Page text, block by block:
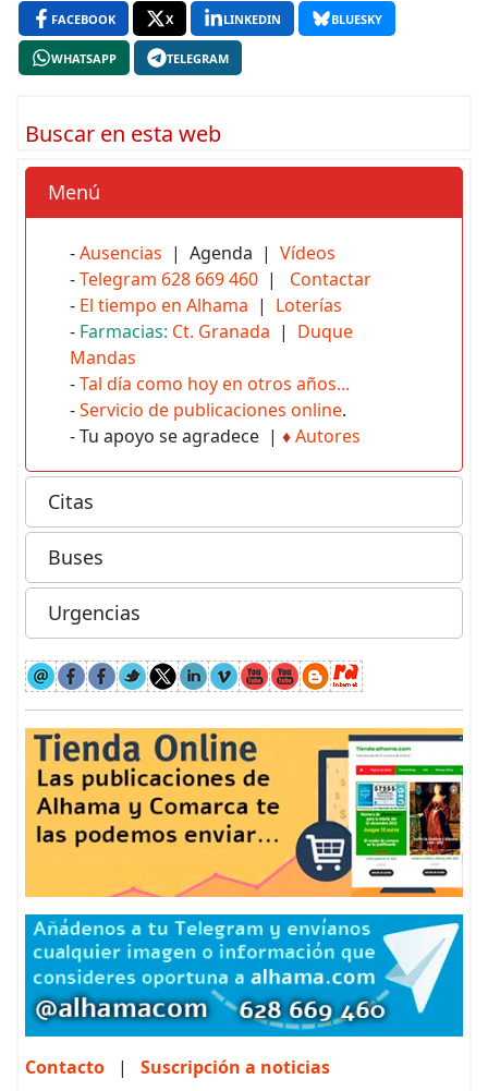
FACEBOOK X LINKEDIN BLUESKY
WHATSAPP TELEGRAM
Buscar en esta web
Menú
-Ausencias | Agenda | Vídeos
-Telegram 628 669 460 | Contactar
- El tiempo en Alhama | Loterías
- Farmacias: Ct. Granada | Duque
Mandas
-Tal día como hoy en otros años...
-Servicio de publicaciones online.
- Tu apoyo se agradece | ♦Autores
Citas
Buses
Urgencias
Contacto | Suscripción a noticias